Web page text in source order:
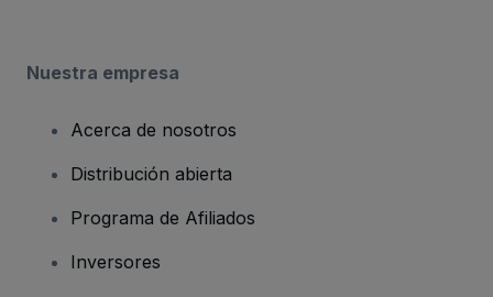
Nuestra empresa
Acerca de nosotros
Distribución abierta
Programa de Afiliados
Inversores